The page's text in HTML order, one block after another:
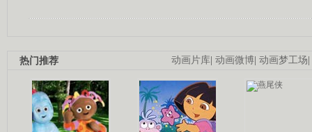
动画片库 动画微博 动画梦工场
热门推荐